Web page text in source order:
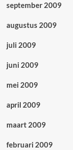
september 2009
augustus 2009
juli 2009
juni 2009
mei 2009
april 2009
maart 2009
februari 2009